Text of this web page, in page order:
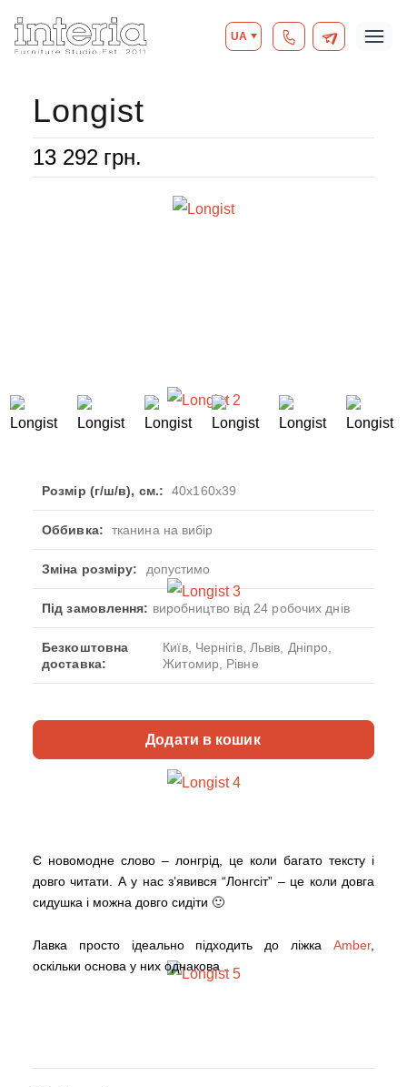
UA
Longist
13 292грн.
Розмір (г/ш/в), см.: 40x160x39
Оббивка: тканина на вибір
Зміна розміру: допустимо
Під замовлення: виробництво від 24 робочих днів
Безкоштовна
доставка:
Київ, Чернігів, Львів, Дніпро,
Житомир, Рівне
Додати в кошик
Є новомодне слово – лонгрід, це коли багато тексту і
довго читати. А у нас з’явився “Лонгсіт” – це коли довга
сидушка і можна довго сидіти 🙂
Лавка просто ідеально підходить до ліжка Amber,
оскільки основа у них однакова .